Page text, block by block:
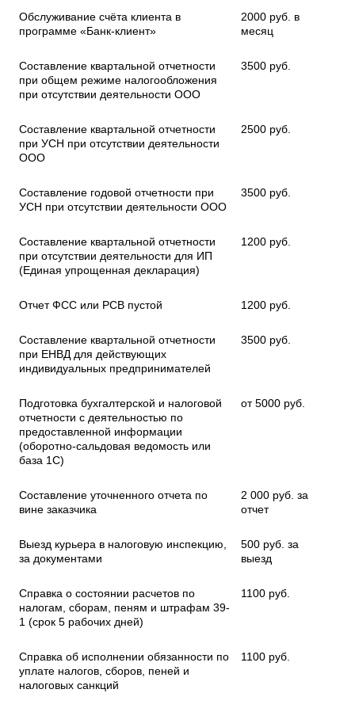
Обслуживание счёта клиента в
программе «Банк-клиент»
2000 руб. в
месяц
Составление квартальной отчетности
при общем режиме налогообложения
при отсутствии деятельности ООО
3500 руб.
Составление квартальной отчетности
при УСН при отсутствии деятельности
ООО
2500 руб.
Составление годовой отчетности при
УСН при отсутствии деятельности ООО
3500 руб.
Составление квартальной отчетности
при отсутствии деятельности для ИП
(Единая упрощенная декларация)
1200 руб.
Отчет ФСС или РСВ пустой 1200 руб.
Составление квартальной отчетности
при ЕНВД для действующих
индивидуальных предпринимателей
3500 руб.
Подготовка бухгалтерской и налоговой
отчетности с деятельностью по
предоставленной информации
(оборотно-сальдовая ведомость или
база 1С)
от 5000 руб.
Составление уточненного отчета по
вине заказчика
2 000 руб. за
отчет
Выезд курьера в налоговую инспекцию,
за документами
500 руб. за
выезд
Справка о состоянии расчетов по
налогам, сборам, пеням и штрафам 39-
1 (срок 5 рабочих дней)
1100 руб.
Справка об исполнении обязанности по
уплате налогов, сборов, пеней и
налоговых санкций
1100 руб.